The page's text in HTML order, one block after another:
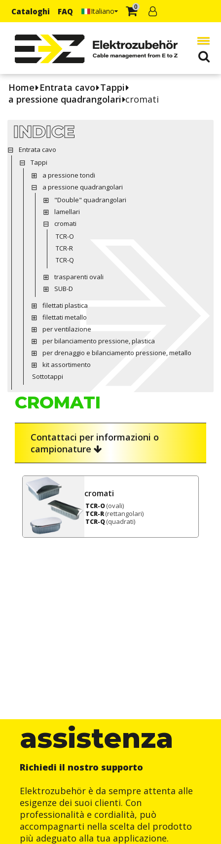
Cataloghi FAQ Italiano 0
Home Entrata cavo Tappi
a pressione quadrangolari cromati
INDICE
Entrata cavo
Tappi
a pressione tondi
a pressione quadrangolari
"Double" quadrangolari
lamellari
cromati
TCR-O
TCR-R
TCR-Q
trasparenti ovali
SUB-D
filettati plastica
filettati metallo
per ventilazione
per bilanciamento pressione, plastica
per drenaggio e bilanciamento pressione, metallo
kit assortimento
Sottotappi
CROMATI
Contattaci per informazioni o
campionature
cromati
TCR-O (ovali)
TCR-R (rettangolari)
TCR-Q (quadrati)
assistenza
Richiedi il nostro supporto
Elektrozubehör è da sempre attenta alle
esigenze dei suoi clienti. Con
professionalità e cordialità, può
accompagnarti nella scelta del prodotto
più adeguato alla tua applicazione.